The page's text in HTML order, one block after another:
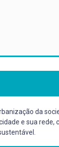
da
e sua